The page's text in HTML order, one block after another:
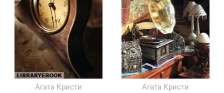
Агата Кристи
Агата Кристи